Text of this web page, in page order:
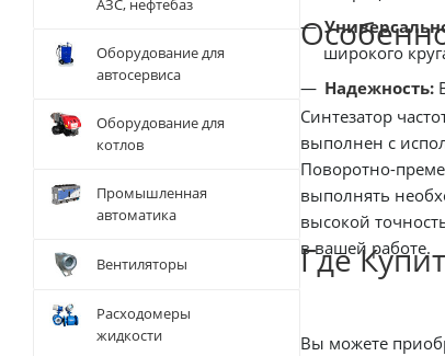
широкого
Надежность:
Синтезатор
выполнен с
Поворотно-
выполнять
высокой точностью. Этот синтезатор частоты – это надежный и функциональный
в вашей работе.
Где
Вы можете
АЗС, нефтебаз
Оборудование для
автосервиса
Оборудование для
котлов
Промышленная
автоматика
Вентиляторы
Расходомеры
жидкости